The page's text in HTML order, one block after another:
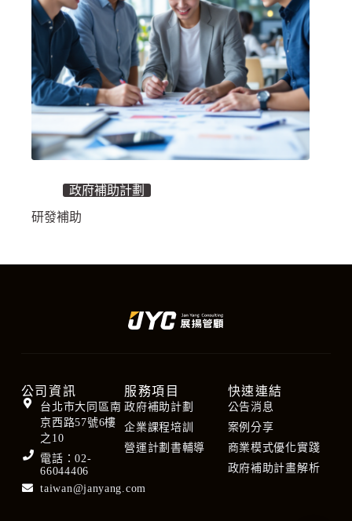
政府補助計劃
研發補助
公司資訊
台北市大同區南
京西路57號6樓
之10
電話：02-
66044406
taiwan@janyang.com
服務項目
政府補助計劃
企業課程培訓
營運計劃書輔導
快速連結
公告消息
案例分享
商業模式優化實踐
政府補助計畫解析